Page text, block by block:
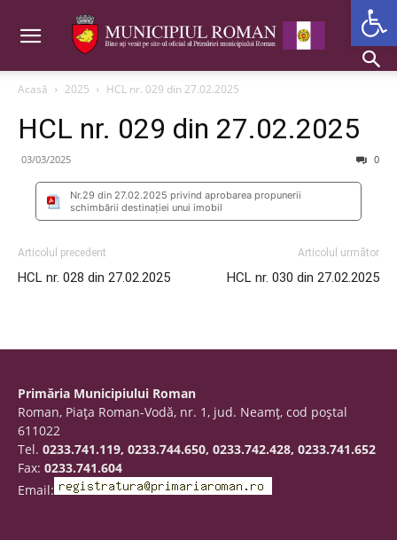
Acasă 2025 HCL nr. 029 din 27.02.2025
HCL nr. 029 din 27.02.2025
03/03/2025 0
Nr.29 din 27.02.2025 privind aprobarea propunerii
schimbării destinației unui imobil
Articolul precedent
HCL nr. 028 din 27.02.2025
Articolul următor
HCL nr. 030 din 27.02.2025
Primăria Municipiului Roman
Roman, Piaţa Roman-Vodă, nr. 1, jud. Neamţ, cod poştal
611022
Tel. 0233.741.119, 0233.744.650, 0233.742.428, 0233.741.652
Fax: 0233.741.604
Email: